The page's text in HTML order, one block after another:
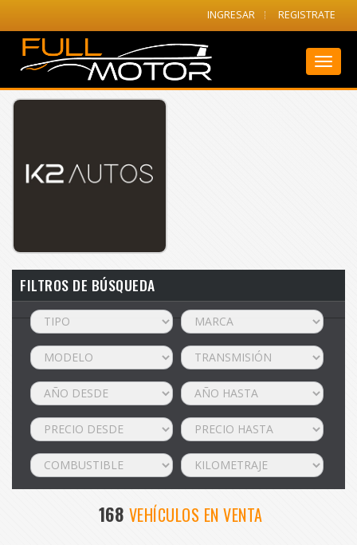
INGRESAR REGISTRATE
FILTROS DE BÚSQUEDA
168 VEHÍCULOS EN VENTA